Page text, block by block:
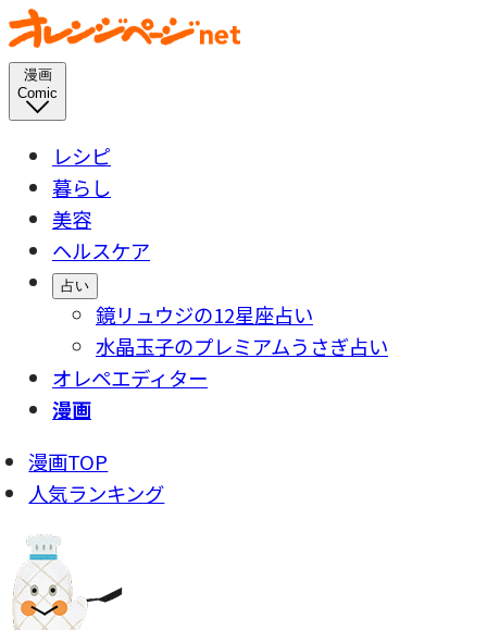
漫画
Comic
レシピ
暮らし
美容
ヘルスケア
占い
鏡リュウジの12星座占い
水晶玉子のプレミアムうさぎ占い
オレペエディター
漫画
漫画TOP
人気ランキング